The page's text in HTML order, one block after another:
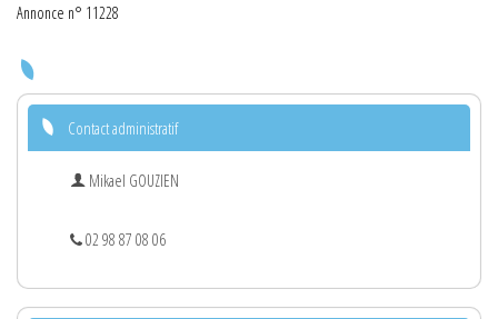
Annonce n° 11228
Contact administratif
Mikael GOUZIEN
02 98 87 08 06